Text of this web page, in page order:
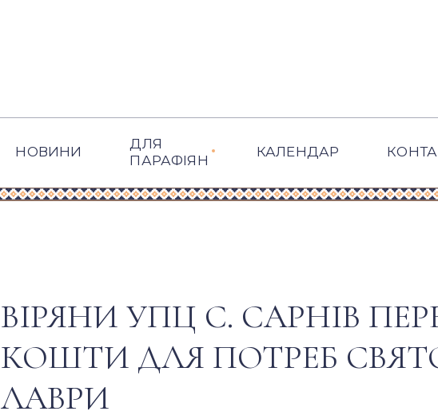
НОВИНИ
ДЛЯ
ПАРАФІЯН
КАЛЕНДАР
ВІРЯНИ УПЦ С. САРНІВ
КОШТИ ДЛЯ ПОТРЕБ
ЛАВРИ